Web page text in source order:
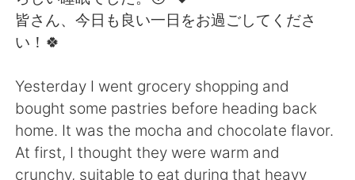
Deutsch 日本語
ไทย Indonesia
Italiano Tiếng Việt
Português
皆さん、今日も良い一日をお過ごしてくださ
い！🍀
Yesterday I went grocery shopping and
bought some pastries before heading back
home. It was the mocha and chocolate flavor.
At first, I thought they were warm and
crunchy, suitable to eat during that heavy